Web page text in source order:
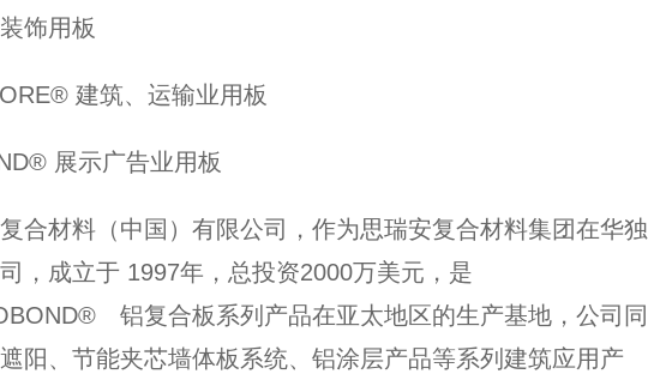
饰用板
建筑、运输业用板
展示广告业用板
合材料（中国）有限公司，作为思瑞安复合材料集团在华独
，成立于 1997年，总投资2000万美元，是
铝复合板系列产品在亚太地区的生产基地，公司同
阳、节能夹芯墙体板系统、铝涂层产品等系列建筑应用产